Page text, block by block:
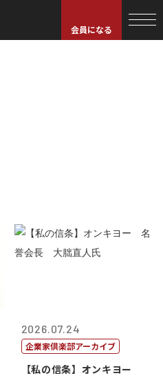
会員になる
2026.07.24
企業家倶楽部アーカイブ
【私の信条】オンキヨー